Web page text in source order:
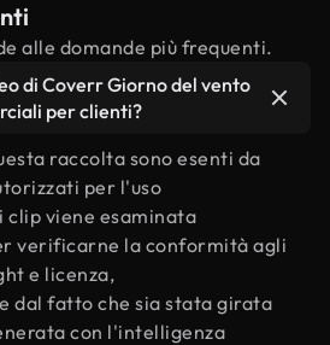
alle domande più frequenti.
di Coverr Giorno del vento
per clienti?
raccolta sono esenti da
per l'uso
viene esaminata
verificarne la conformità agli
e licenza,
dal fatto che sia stata girata
con l'intelligenza